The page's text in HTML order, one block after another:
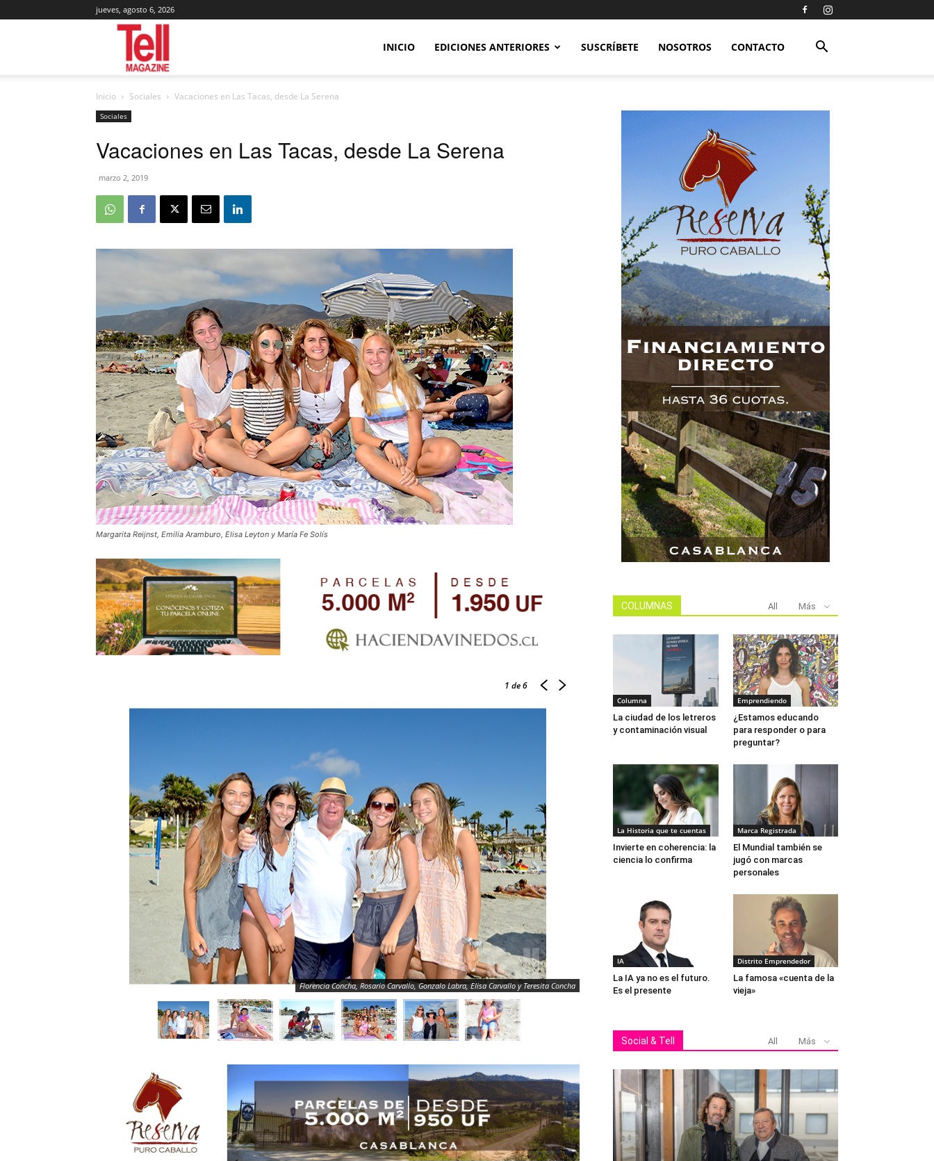
jueves, agosto 6, 2026
Magazine
INICIO EDICIONES ANTERIORES SUSCRÍBETE NOSOTROS CONTACTO
Inicio Sociales Vacaciones en Las Tacas, desde La Serena
Sociales
Vacaciones en Las Tacas, desde La Serena
marzo 2, 2019
Margarita Reijnst, Emilia Aramburo, Elisa Leyton y María Fe Solís
1 de 6
Florencia Concha, Rosario Carvallo, Gonzalo Labra, Elisa Carvallo y Teresita Concha
COLUMNAS All Más
Columna
La ciudad de los letreros
y contaminación visual
Emprendiendo
¿Estamos educando
para responder o para
preguntar?
La Historia que te cuentas
Invierte en coherencia: la
ciencia lo confirma
Marca Registrada
El Mundial también se
jugó con marcas
personales
IA
La IA ya no es el futuro.
Es el presente
Distrito Emprendedor
La famosa «cuenta de la
vieja»
Social & Tell All Más